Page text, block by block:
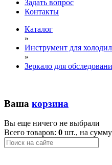
Задать вопрос
Контакты
Каталог
»
Инструмент для
»
Зеркало для
Ваша корзина
Вы еще ничего не выбрали
Всего товаров: 0 шт., на